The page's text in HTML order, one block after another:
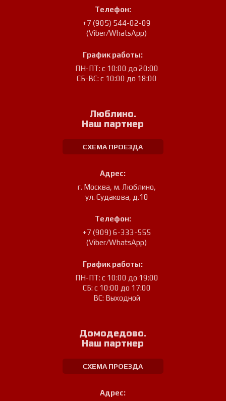
Телефон:
+7 (905) 544-02-09
(Viber/WhatsApp)
График работы:
ПН-ПТ: с 10:00 до 20:00
СБ-ВС: с 10:00 до 18:00
Люблино.
Наш партнер
СХЕМА ПРОЕЗДА
Адрес:
г. Москва, м. Люблино,
ул. Судакова, д.10
Телефон:
+7 (909) 6-333-555
(Viber/WhatsApp)
График работы:
ПН-ПТ: с 10:00 до 19:00
СБ: с 10:00 до 17:00
ВС: Выходной
Домодедово.
Наш партнер
СХЕМА ПРОЕЗДА
Адрес: